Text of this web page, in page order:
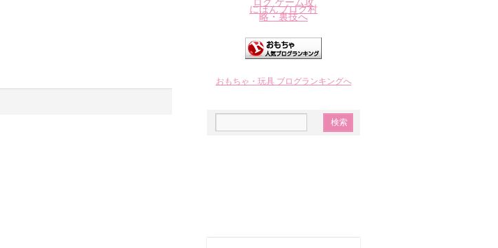
にほんブログ村
おもちゃ・玩具 ブログランキングへ